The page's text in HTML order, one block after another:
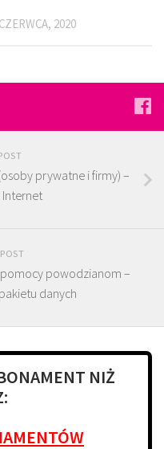
2020
prywatne i firmy) –
pomocy powodzianom –
danych
NIŻ